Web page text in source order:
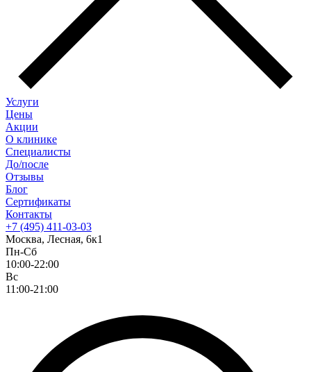
Услуги
Цены
Акции
О клинике
Специалисты
До/после
Отзывы
Блог
Сертификаты
Контакты
+7 (495) 411-03-03
Москва, Лесная, 6к1
Пн-Сб
10:00-22:00
Вс
11:00-21:00